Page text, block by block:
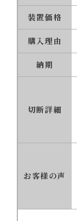
装置価格
購入理由
納期
切断詳細
お客様の声